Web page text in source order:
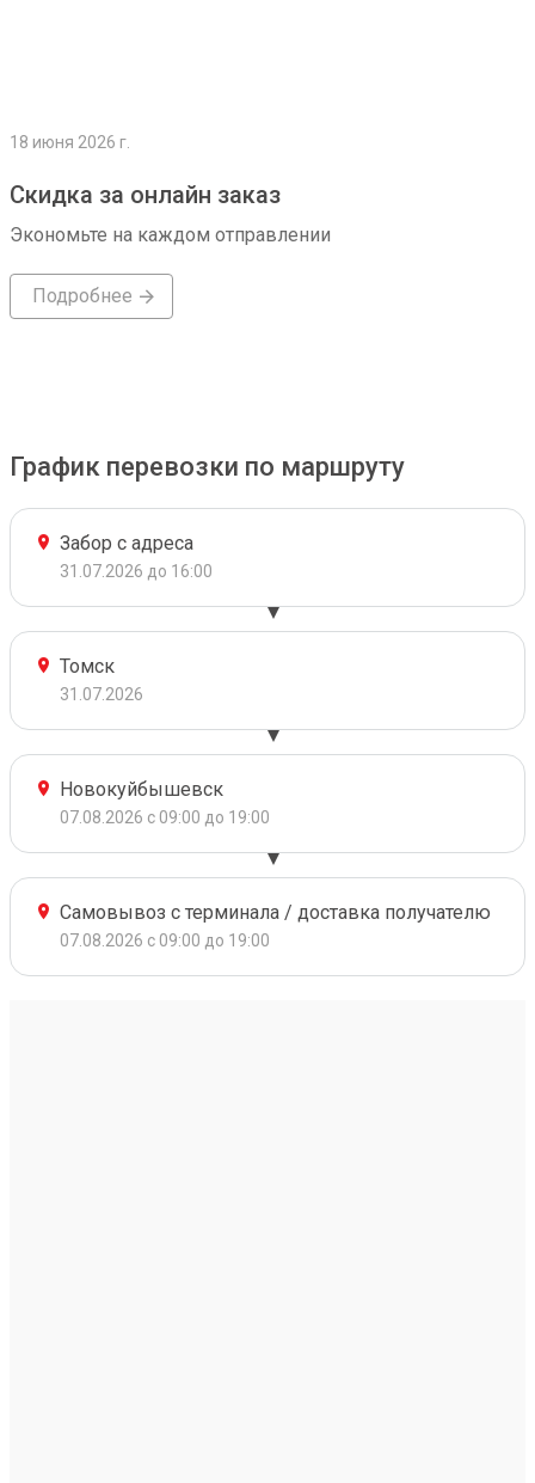
18 июня 2026 г.
Скидка за онлайн заказ
Экономьте на каждом отправлении
Подробнее
График перевозки по маршруту
Забор с адреса
31.07.2026 до 16:00
Томск
31.07.2026
Новокуйбышевск
07.08.2026 с 09:00 до 19:00
Самовывоз с терминала / доставка получателю
07.08.2026 с 09:00 до 19:00